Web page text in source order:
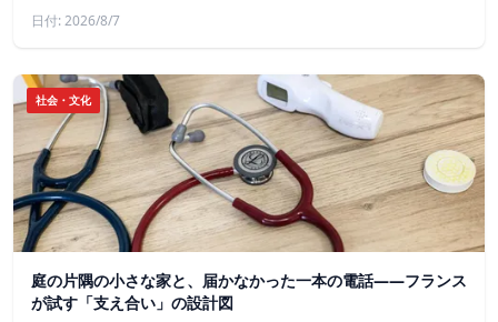
日付: 2026/8/7
社会・文化
庭の片隅の小さな家と、届かなかった一本の電話——フランス
が試す「支え合い」の設計図